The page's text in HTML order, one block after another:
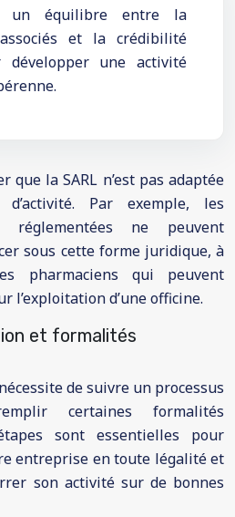
un équilibre entre la
et la crédibilité
développer une activité
la SARL n’est pas adaptée
Par exemple, les
réglementées ne peuvent
sous cette forme juridique, à
pharmaciens qui peuvent
l’exploitation d’une officine.
et formalités
de suivre un processus
certaines formalités
sont essentielles pour
entreprise en toute légalité et
son activité sur de bonnes